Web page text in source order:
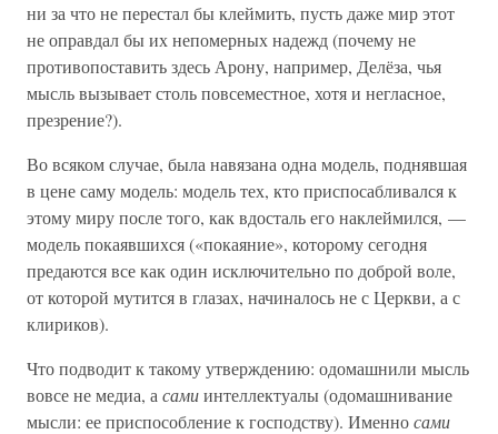
ни за что не перестал бы клеймить, пусть даже мир этот
не оправдал бы их непомерных надежд (почему не
противопоставить здесь Арону, например, Делёза, чья
мысль вызывает столь повсеместное, хотя и негласное,
презрение?).
Во всяком случае, была навязана одна модель, поднявшая
в цене саму модель: модель тех, кто приспосабливался к
этому миру после того, как вдосталь его наклеймился, —
модель покаявшихся («покаяние», которому сегодня
предаются все как один исключительно по доброй воле,
от которой мутится в глазах, начиналось не с Церкви, а с
клириков).
Что подводит к такому утверждению: одомашнили мысль
вовсе не медиа, а самиинтеллектуалы (одомашнивание
мысли: ее приспособление к господству). Именносами